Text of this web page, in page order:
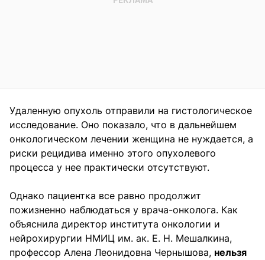
Удаленную опухоль отправили на гистологическое
исследование. Оно показало, что в дальнейшем
онкологическом лечении женщина не нуждается, а
риски рецидива именно этого опухолевого
процесса у нее практически отсутствуют.
Однако пациентка все равно продолжит
пожизненно наблюдаться у врача-онколога. Как
объяснила директор института онкологии и
нейрохирургии НМИЦ им. ак. Е. Н. Мешалкина,
профессор Алена Леонидовна Чернышова, нельзя